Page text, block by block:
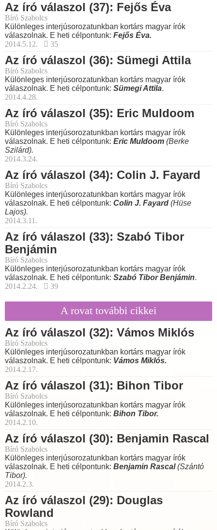
Az író válaszol (37): Fejős Éva
Bíró Szabolcs
Különleges interjúsorozatunkban kortárs magyar írók
válaszolnak. E heti célpontunk: Fejős Éva.
2014.5.12.
35
Az író válaszol (36): Sümegi Attila
Bíró Szabolcs
Különleges interjúsorozatunkban kortárs magyar írók
válaszolnak. E heti célpontunk: Sümegi Attila.
2014.4.28.
Az író válaszol (35): Eric Muldoom
Bíró Szabolcs
Különleges interjúsorozatunkban kortárs magyar írók
válaszolnak. E heti célpontunk: Eric Muldoom (Berke
Szilárd).
2014.3.24.
Az író válaszol (34): Colin J. Fayard
Bíró Szabolcs
Különleges interjúsorozatunkban kortárs magyar írók
válaszolnak. E heti célpontunk: Colin J. Fayard (Hüse
Lajos).
2014.3.11.
Az író válaszol (33): Szabó Tibor
Benjámin
Bíró Szabolcs
Különleges interjúsorozatunkban kortárs magyar írók
válaszolnak. E heti célpontunk: Szabó Tibor Benjámin.
2014.2.24.
39
A rovat további cikkei
Az író válaszol (32): Vámos Miklós
Bíró Szabolcs
Különleges interjúsorozatunkban kortárs magyar írók
válaszolnak. E heti célpontunk: Vámos Miklós.
2014.2.17.
Az író válaszol (31): Bihon Tibor
Bíró Szabolcs
Különleges interjúsorozatunkban kortárs magyar írók
válaszolnak. E heti célpontunk: Bihon Tibor.
2014.2.10.
Az író válaszol (30): Benjamin Rascal
Bíró Szabolcs
Különleges interjúsorozatunkban kortárs magyar írók
válaszolnak. E heti célpontunk: Benjamin Rascal(Szántó
Tibor).
2014.2.3.
Az író válaszol (29): Douglas
Rowland
Bíró Szabolcs